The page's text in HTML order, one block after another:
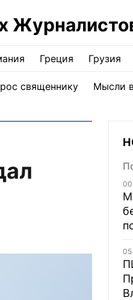
Греция Грузия
священнику Мысли
05